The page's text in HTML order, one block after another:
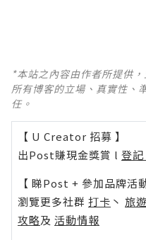
*本站之內容由作者所提供
所有博客的立場、真實性、
任。
【 U Creator 招募 】
出Post賺現金獎賞 l 登記
【 睇Post + 參加品牌活動
瀏覽更多社群 打卡 丶 旅遊
攻略及 活動情報